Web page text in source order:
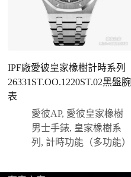
說明大約出貨時間。
三、安排付款方式
您可以選擇先付少量
前或收到實拍照片後
付款，我們會在原有
優惠的方案。部分地
方式，具體以當下說
四、填寫收件資料與出貨
確認款式與付款後，把收
發給我們，我們會為您選
IPF廠愛彼皇家橡樹計時系列
26331ST.OO.1220ST.02黑盤腕
表
愛彼AP, 愛彼皇家橡樹
男士手錶, 皇家橡樹系
列 , 計時功能（多功能）